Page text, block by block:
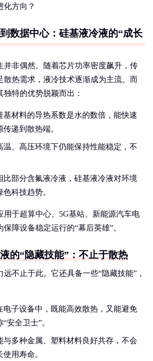
化方向？
数据中心：硅基液冷液的“成长
并非偶然。随着芯片功率密度飙升，传
散热需求，液冷技术逐渐成为主流。而
特的优势脱颖而出：
基材料的导热系数是水的数倍，能快速
递到散热端。
温、高压环境下仍能保持性能稳定，不
比部分含氟液冷液，硅基液冷液对环境
科技趋势。
用于超算中心、5G基站、新能源汽车电
障设备稳定运行的“幕后英雄”。
的“隐藏技能”：不止于散热
不止于此。它还具备一些“隐藏技能”，
电子设备中，既能高效散热，又能避免
安全卫士”。
与多种金属、塑料材料良好共存，不会
用寿命。